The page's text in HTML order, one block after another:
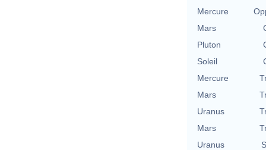
Mercure
Mars
Pluton
Soleil
Mercure
Mars
Uranus
Mars
Uranus